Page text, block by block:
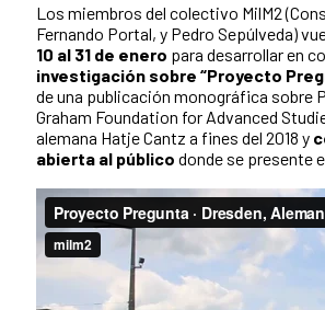
Los miembros del colectivo MilM2
Fernando Portal, y Pedro Sepúlveda)
10 al 31 de enero para desarrollar en
investigación sobre “Proyecto
de una publicación monográfica sobre
Graham Foundation for Advanced
alemana Hatje Cantz a fines del 2018 y
abierta al público donde se presente